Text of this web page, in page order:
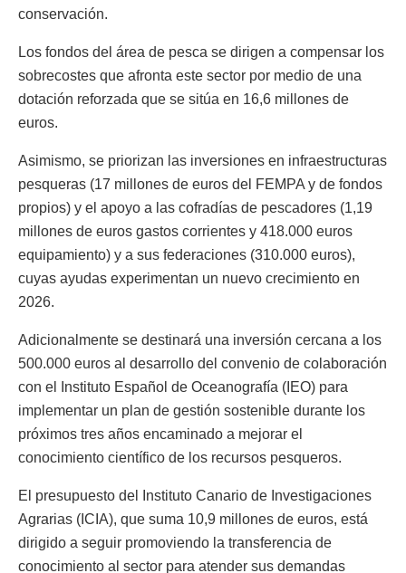
conservación.
Los fondos del área de pesca se dirigen a compensar los
sobrecostes que afronta este sector por medio de una
dotación reforzada que se sitúa en 16,6 millones de
euros.
Asimismo, se priorizan las inversiones en infraestructuras
pesqueras (17 millones de euros del FEMPA y de fondos
propios) y el apoyo a las cofradías de pescadores (1,19
millones de euros gastos corrientes y 418.000 euros
equipamiento) y a sus federaciones (310.000 euros),
cuyas ayudas experimentan un nuevo crecimiento en
2026.
Adicionalmente se destinará una inversión cercana a los
500.000 euros al desarrollo del convenio de colaboración
con el Instituto Español de Oceanografía (IEO) para
implementar un plan de gestión sostenible durante los
próximos tres años encaminado a mejorar el
conocimiento científico de los recursos pesqueros.
El presupuesto del Instituto Canario de Investigaciones
Agrarias (ICIA), que suma 10,9 millones de euros, está
dirigido a seguir promoviendo la transferencia de
conocimiento al sector para atender sus demandas